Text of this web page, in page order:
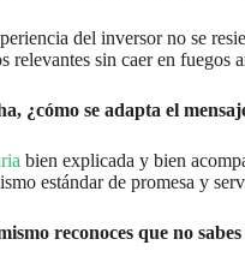
del inversor no se
relevantes sin caer en
¿cómo se adapta el
bien explicada y bien
estándar de promesa y
reconoces que no